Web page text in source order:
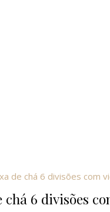
chá 6 divisões